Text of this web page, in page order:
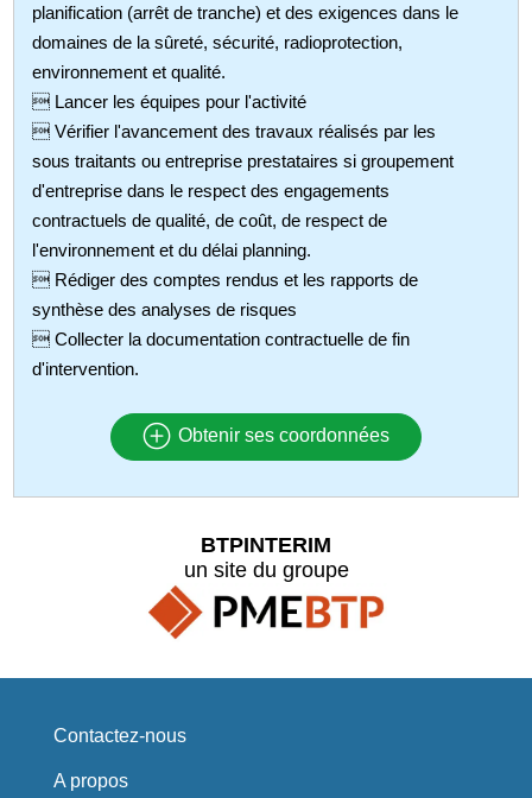
planification (arrêt de tranche) et des exigences dans le
domaines de la sûreté, sécurité, radioprotection,
environnement et qualité.
 Lancer les équipes pour l'activité
 Vérifier l'avancement des travaux réalisés par les
sous traitants ou entreprise prestataires si groupement
d'entreprise dans le respect des engagements
contractuels de qualité, de coût, de respect de
l'environnement et du délai planning.
 Rédiger des comptes rendus et les rapports de
synthèse des analyses de risques
 Collecter la documentation contractuelle de fin
d'intervention.
Obtenir ses coordonnées
BTPINTERIM
un site du groupe
Contactez-nous
A propos